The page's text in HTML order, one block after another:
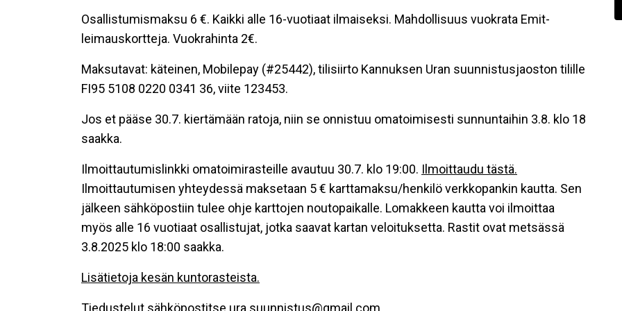
Osallistumismaksu 6 €. Kaikki alle 16-vuotiaat ilmaiseksi. Mahdollisuus vuokrata Emit-
leimauskortteja. Vuokrahinta 2€.
Maksutavat: käteinen, Mobilepay (#25442), tilisiirto Kannuksen Uran suunnistusjaoston tilille
FI95 5108 0220 0341 36, viite 123453.
Jos et pääse 30.7. kiertämään ratoja, niin se onnistuu omatoimisesti sunnuntaihin 3.8. klo 18
saakka.
Ilmoittautumislinkki omatoimirasteille avautuu 30.7. klo 19:00. Ilmoittaudu tästä.
Ilmoittautumisen yhteydessä maksetaan 5 € karttamaksu/henkilö verkkopankin kautta. Sen
jälkeen sähköpostiin tulee ohje karttojen noutopaikalle. Lomakkeen kautta voi ilmoittaa
myös alle 16 vuotiaat osallistujat, jotka saavat kartan veloituksetta. Rastit ovat metsässä
3.8.2025 klo 18:00 saakka.
Lisätietoja kesän kuntorasteista.
Tiedustelut sähköpostitse ura.suunnistus@gmail.com